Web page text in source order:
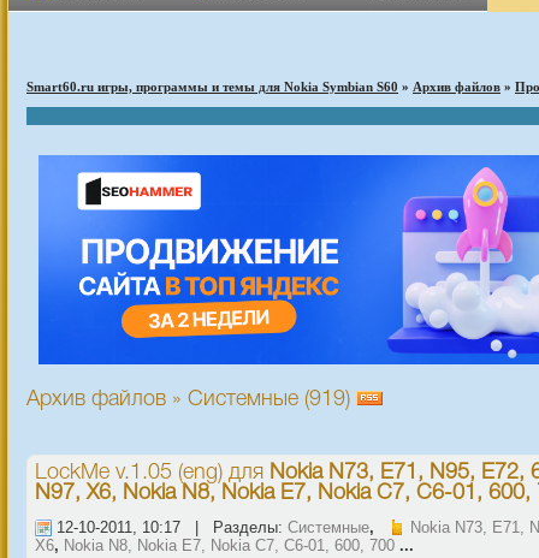
Smart60.ru игры, программы и темы для Nokia Symbian S60 » Архив файлов »
Архив файлов » Системные (919)
LockMe v.1.05 (eng) для Nokia N73, E71, N95, E72,
N97, X6, Nokia N8, Nokia E7, Nokia C7, C6-01, 600,
12-10-2011, 10:17 | Разделы: Системные,
Nokia N73, E71,
X6, Nokia N8, Nokia E7, Nokia C7, C6-01, 600, 700 ...